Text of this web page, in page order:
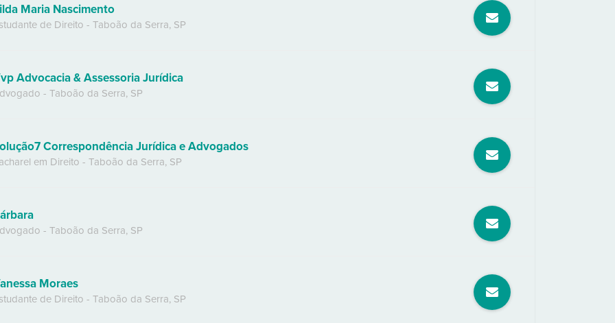
Maria Nascimento
de Direito - Taboão da Serra, SP
Advocacia & Assessoria Jurídica
- Taboão da Serra, SP
Correspondência Jurídica e Advogados
em Direito - Taboão da Serra, SP
- Taboão da Serra, SP
Moraes
de Direito - Taboão da Serra, SP